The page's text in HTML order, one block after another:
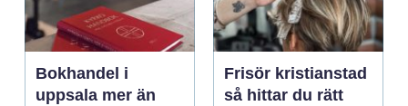
Bokhandel i
uppsala mer än
Frisör kristianstad
så hittar du rätt